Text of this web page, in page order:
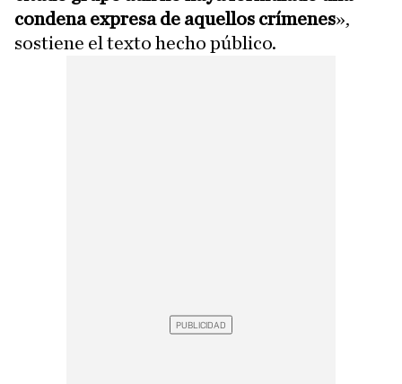
condena expresa de aquellos crímenes»,
sostiene el texto hecho público.